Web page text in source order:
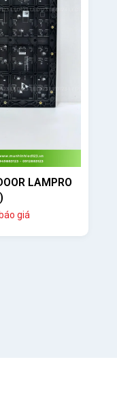
LAMPRO
giá